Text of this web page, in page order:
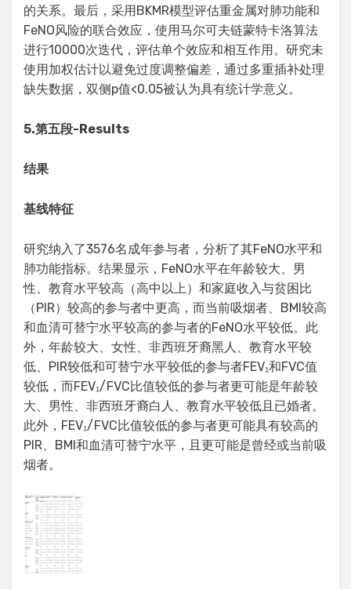
的关系。最后，采用BKMR模型评估重金属对肺功能和
FeNO风险的联合效应，使用马尔可夫链蒙特卡洛算法
进行10000次迭代，评估单个效应和相互作用。研究未
使用加权估计以避免过度调整偏差，通过多重插补处理
缺失数据，双侧p值<0.05被认为具有统计学意义。
5.第五段-Results
结果
基线特征
研究纳入了3576名成年参与者，分析了其FeNO水平和
肺功能指标。结果显示，FeNO水平在年龄较大、男
性、教育水平较高（高中以上）和家庭收入与贫困比
（PIR）较高的参与者中更高，而当前吸烟者、BMI较高
和血清可替宁水平较高的参与者的FeNO水平较低。此
外，年龄较大、女性、非西班牙裔黑人、教育水平较
低、PIR较低和可替宁水平较低的参与者FEV₁和FVC值
较低，而FEV₁/FVC比值较低的参与者更可能是年龄较
大、男性、非西班牙裔白人、教育水平较低且已婚者。
此外，FEV₁/FVC比值较低的参与者更可能具有较高的
PIR、BMI和血清可替宁水平，且更可能是曾经或当前吸
烟者。